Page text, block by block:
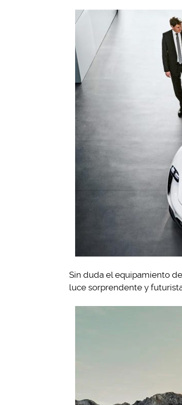
Sin duda el equipamiento
luce sorprendente y